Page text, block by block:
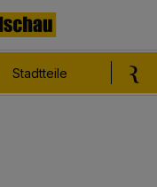
Stadtteile